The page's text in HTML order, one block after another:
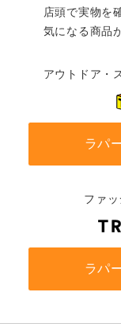
店頭で実物を
気になる商品
アウトドア・
ラパ
ファ
ラパ